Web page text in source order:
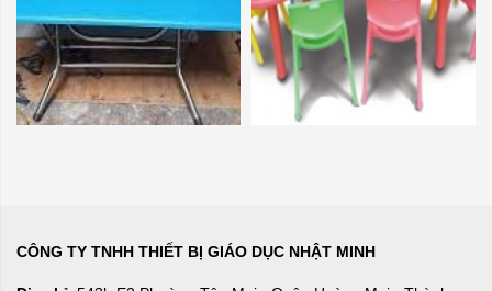
CÔNG TY TNHH THIẾT BỊ GIÁO DỤC NHẬT MINH